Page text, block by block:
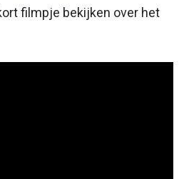
filmpje bekijken over het